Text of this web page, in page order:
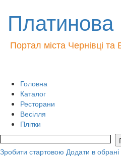
Платинова
Портал міста Чернівці та
Головна
Каталог
Ресторани
Весілля
Плітки
Зробити стартовою Додати в обрані